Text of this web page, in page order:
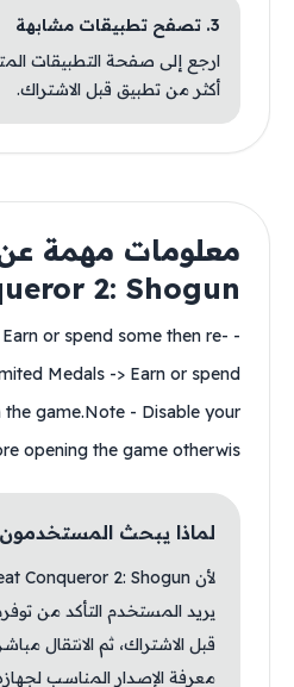
3. تصفح تطبيقات مشابهة
ارجع إلى صفحة التطبيقات
أكثر من تطبيق قبل الاشتراك.
2: Shogun
Earn or spend some then re-
Medals -> Earn or spend
the game.Note - Disable your
opening the game otherwis...
لماذا يبحث
يريد المستخدم التأكد من
قبل الاشتراك، ثم الانتقال
معرفة الإصدار المناسب